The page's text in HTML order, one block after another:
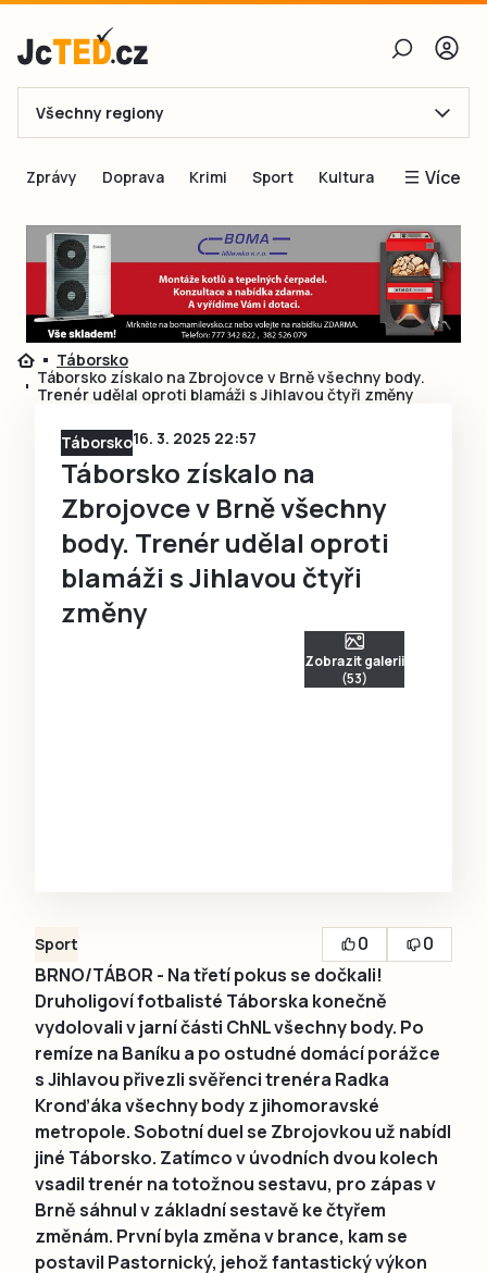
E-mail
Obnovit heslo
Přihlásit se
Ještě nemám účet, chci se
Registrovat
Všechny regiony
Zprávy Doprava Krimi Sport Kultura Více
Blogy
Inspirace
Čtenáři píší
Speciální přílohy
Táborsko
Táborsko získalo na Zbrojovce v Brně všechny body.
Trenér udělal oproti blamáži s Jihlavou čtyři změny
Táborsko16. 3. 2025 22:57
Táborsko získalo na
Zbrojovce v Brně všechny
body. Trenér udělal oproti
blamáži s Jihlavou čtyři
změny
Zobrazit galerii
(53)
Sport 0
0
BRNO/TÁBOR - Na třetí pokus se dočkali!
Druholigoví fotbalisté Táborska konečně
vydolovali v jarní části ChNL všechny body. Po
remíze na Baníku a po ostudné domácí porážce
s Jihlavou přivezli svěřenci trenéra Radka
Kronďáka všechny body z jihomoravské
metropole. Sobotní duel se Zbrojovkou už nabídl
jiné Táborsko. Zatímco v úvodních dvou kolech
vsadil trenér na totožnou sestavu, pro zápas v
Brně sáhnul v základní sestavě ke čtyřem
změnám. První byla změna v brance, kam se
postavil Pastornický, jehož fantastický výkon